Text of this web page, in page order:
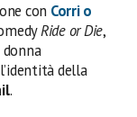
con Corri o
Ride or Die,
donna
della
.